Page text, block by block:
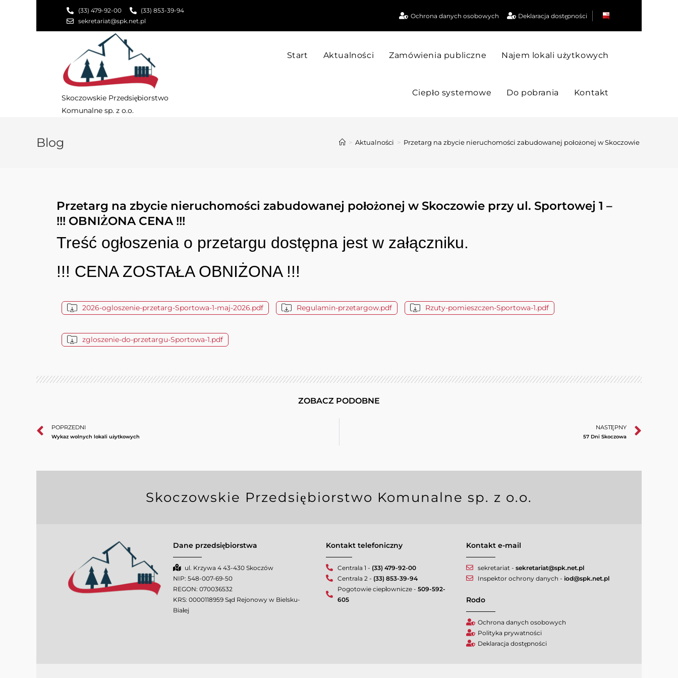
(33) 479-92-00
(33) 853-39-94
sekretariat@spk.net.pl
Ochrona danych osobowych Deklaracja dostępności
Skoczowskie Przedsiębiorstwo
Komunalne sp. z o.o.
Start Aktualności Zamówienia publiczne Najem lokali użytkowych
Ciepło systemowe Do pobrania Kontakt
Blog > Aktualności > Przetarg na zbycie nieruchomości zabudowanej położonej w Skoczowie przy ul.
Przetarg na zbycie nieruchomości zabudowanej położonej w Skoczowie przy ul. Sportowej 1 –
!!! OBNIŻONA CENA !!!
Treść ogłoszenia o przetargu dostępna jest w załączniku.
!!! CENA ZOSTAŁA OBNIŻONA !!!
2026-ogloszenie-przetarg-Sportowa-1-maj-2026.pdf Regulamin-przetargow.pdf Rzuty-pomieszczen-Sportowa-1.pdf
zgloszenie-do-przetargu-Sportowa-1.pdf
ZOBACZ PODOBNE
POPRZEDNI
Wykaz wolnych lokali użytkowych
NASTĘPNY
57 Dni Skoczowa
Skoczowskie Przedsiębiorstwo Komunalne sp. z o.o.
Dane przedsiębiorstwa
ul. Krzywa 4 43-430 Skoczów
NIP: 548-007-69-50
REGON: 070036532
KRS: 0000118959 Sąd Rejonowy w Bielsku-
Białej
Kontakt telefoniczny
Centrala 1 - (33) 479-92-00
Centrala 2 - (33) 853-39-94
Pogotowie ciepłownicze - 509-592-
605
Kontakt e-mail
sekretariat - sekretariat@spk.net.pl
Inspektor ochrony danych - iod@spk.net.pl
Rodo
Ochrona danych osobowych
Polityka prywatności
Deklaracja dostępności